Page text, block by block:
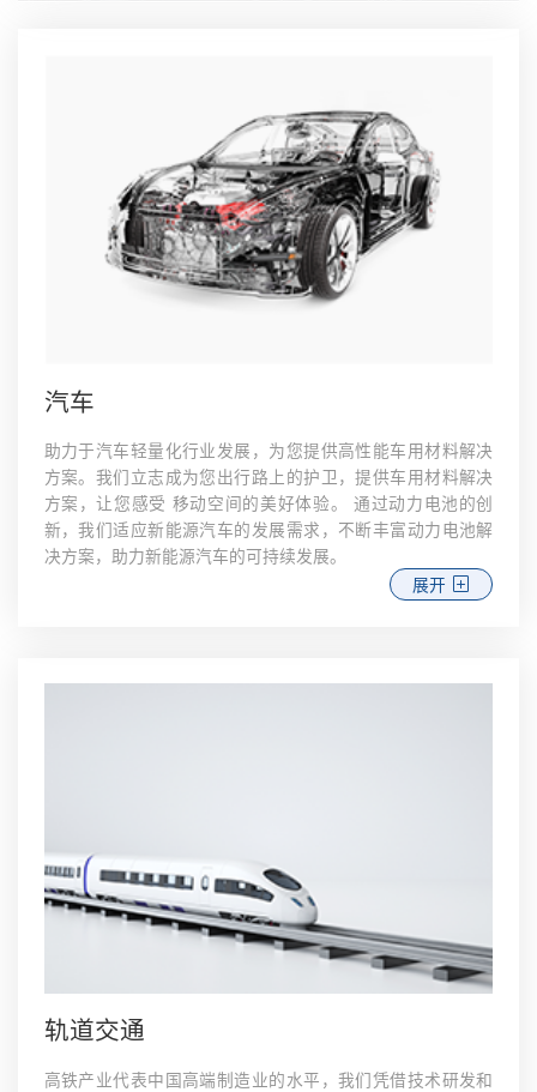
汽车
助力于汽车轻量化行业发展，为您提供高性能车用材料解决
方案。我们立志成为您出行路上的护卫，提供车用材料解决
方案，让您感受 移动空间的美好体验。 通过动力电池的创
新，我们适应新能源汽车的发展需求，不断丰富动力电池解
决方案，助力新能源汽车的可持续发展。
展开
轨道交通
高铁产业代表中国高端制造业的水平，我们凭借技术研发和